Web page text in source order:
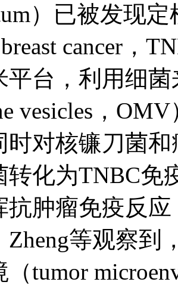
）已被发现
cancer，
平台，利用细
vesicles，
时对核镰刀菌
转化为TNBC免
抗肿瘤免疫反
Zheng等观察到
（tumor